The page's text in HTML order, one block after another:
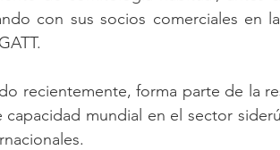
con sus socios comerciales en
recientemente, forma parte de la
mundial en el sector